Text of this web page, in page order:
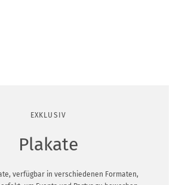
EXKLUSIV
Plakate
verfügbar in verschiedenen Formaten,